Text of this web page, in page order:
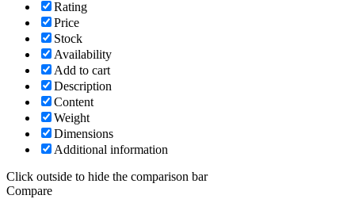
Rating
Price
Stock
Availability
Add to cart
Description
Content
Weight
Dimensions
Additional information
Click outside to hide the comparison bar
Compare